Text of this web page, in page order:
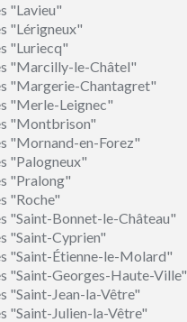
"Lavieu"
"Lérigneux"
"Luriecq"
"Marcilly-le-Châtel"
"Margerie-Chantagret"
"Merle-Leignec"
"Montbrison"
"Mornand-en-Forez"
"Palogneux"
"Pralong"
"Roche"
"Saint-Bonnet-le-Château"
"Saint-Cyprien"
"Saint-Étienne-le-Molard"
"Saint-Georges-Haute-Ville"
"Saint-Jean-la-Vêtre"
"Saint-Julien-la-Vêtre"